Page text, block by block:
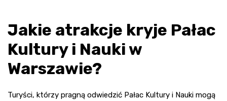
Jakie atrakcje kryje Pałac
Kultury i Nauki w
Warszawie?
Turyści, którzy pragną odwiedzić Pałac Kultury i Nauki mogą